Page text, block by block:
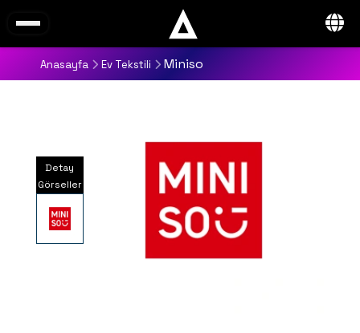
Anasayfa Ev Tekstili Miniso
Detay
Görseller